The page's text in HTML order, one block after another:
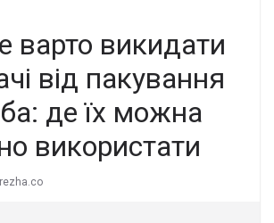
варто викидати
від пакування
де їх можна
використати